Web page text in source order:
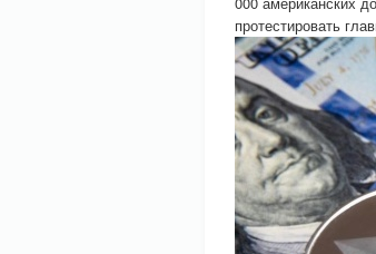
протестировать